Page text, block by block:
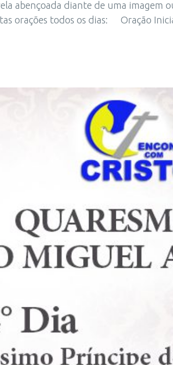
abençoada diante de uma imagem
orações todos os dias: Oração